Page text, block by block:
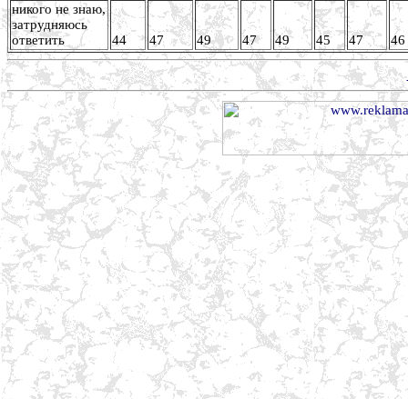
никого не знаю,
затрудняюсь
ответить
44 47 49 47 49 45 47 46